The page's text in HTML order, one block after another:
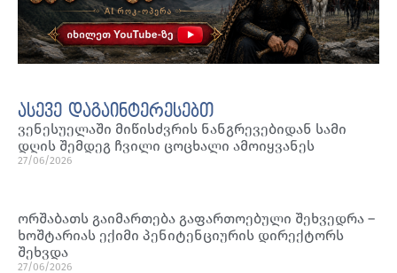
ასევე დაგაინტერესებთ
ვენესუელაში მიწისძვრის ნანგრევებიდან სამი
დღის შემდეგ ჩვილი ცოცხალი ამოიყვანეს
27/06/2026
ორშაბათს გაიმართება გაფართოებული შეხვედრა –
ხოშტარიას ექიმი პენიტენციურის დირექტორს
შეხვდა
27/06/2026